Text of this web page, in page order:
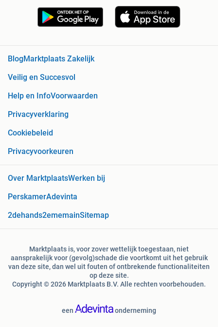
Blog Marktplaats Zakelijk
Veilig en Succesvol
Help en InfoVoorwaarden
Privacyverklaring
Cookiebeleid
Privacyvoorkeuren
Over MarktplaatsWerken bij
PerskamerAdevinta
2dehands2ememainSitemap
Marktplaats is, voor zover wettelijk toegestaan, niet
aansprakelijk voor (gevolg)schade die voortkomt uit het gebruik
van deze site, dan wel uit fouten of ontbrekende functionaliteiten
op deze site.
Copyright © 2026 Marktplaats B.V. Alle rechten voorbehouden.
een onderneming